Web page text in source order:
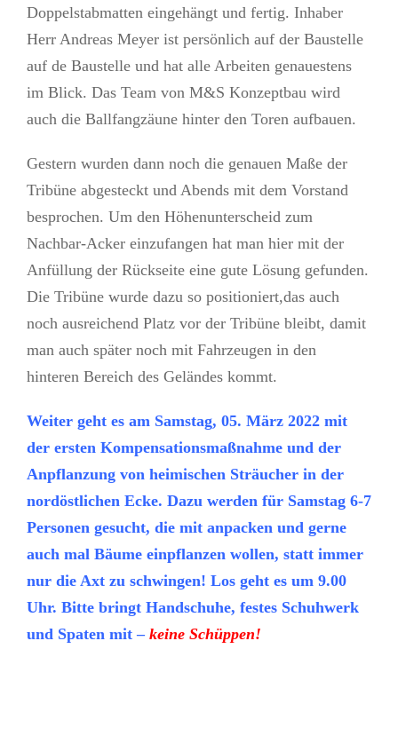
Doppelstabmatten eingehängt und fertig. Inhaber
Herr Andreas Meyer ist persönlich auf der Baustelle
auf de Baustelle und hat alle Arbeiten genauestens
im Blick. Das Team von M&S Konzeptbau wird
auch die Ballfangzäune hinter den Toren aufbauen.
Gestern wurden dann noch die genauen Maße der
Tribüne abgesteckt und Abends mit dem Vorstand
besprochen. Um den Höhenunterscheid zum
Nachbar-Acker einzufangen hat man hier mit der
Anfüllung der Rückseite eine gute Lösung gefunden.
Die Tribüne wurde dazu so positioniert,das auch
noch ausreichend Platz vor der Tribüne bleibt, damit
man auch später noch mit Fahrzeugen in den
hinteren Bereich des Geländes kommt.
Weiter geht es am Samstag, 05. März 2022 mit
der ersten Kompensationsmaßnahme und der
Anpflanzung von heimischen Sträucher in der
nordöstlichen Ecke. Dazu werden für Samstag 6-7
Personen gesucht, die mit anpacken und gerne
auch mal Bäume einpflanzen wollen, statt immer
nur die Axt zu schwingen! Los geht es um 9.00
Uhr. Bitte bringt Handschuhe, festes Schuhwerk
und Spaten mit – keine Schüppen!